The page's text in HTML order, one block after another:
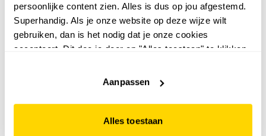
persoonlijke content zien. Alles is dus op jou afgestemd.
Superhandig. Als je onze website op deze wijze wilt
gebruiken, dan is het nodig dat je onze cookies
accepteert. Dit doe je door op "Alles toestaan" te klikken.
website niet optimaal functioneert.
Aanpassen
Alles toestaan